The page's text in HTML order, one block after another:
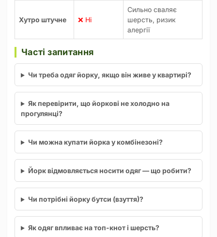
Хутро штучне ❌ Ні
Сильно сваляє
шерсть, ризик
алергії
Часті запитання
Чи треба одяг йорку, якщо він живе у квартирі?
Як перевірити, що йоркові не холодно на
прогулянці?
Чи можна купати йорка у комбінезоні?
Йорк відмовляється носити одяг — що робити?
Чи потрібні йорку бутси (взуття)?
Як одяг впливає на топ-кнот і шерсть?